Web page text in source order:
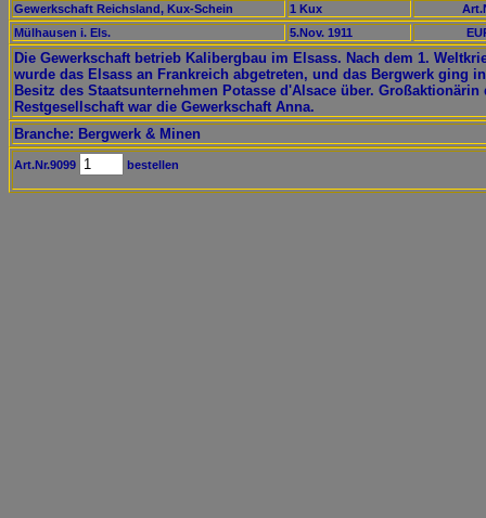
Gewerkschaft Reichsland, Kux-Schein 1 Kux
Mülhausen i. Els.
5.Nov. 1911
Die Gewerkschaft betrieb Kalibergbau im Elsass. Nach dem 1.
wurde das Elsass an Frankreich abgetreten, und das Bergwerk ging
Besitz des Staatsunternehmen Potasse d'Alsace über. Großaktionärin
Restgesellschaft war die Gewerkschaft Anna.
Branche: Bergwerk & Minen
Art.Nr.9099 bestellen